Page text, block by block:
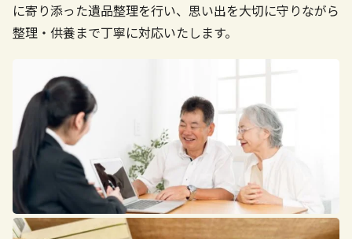
に寄り添った遺品整理を行い、思い出を大切に守りながら
整理・供養まで丁寧に対応いたします。